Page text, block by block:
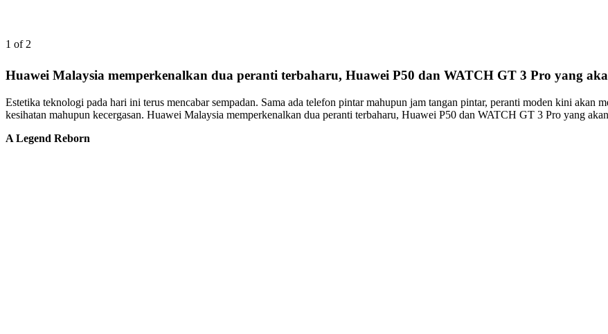
1 of 2
Huawei Malaysia memperkenalkan dua peranti terbaharu, Huawei P50 dan WATCH GT 3 Pro yang
Estetika teknologi pada hari ini terus mencabar sempadan. Sama ada telefon pintar mahupun jam tangan pintar, peranti moden kini akan
kesihatan mahupun kecergasan. Huawei Malaysia memperkenalkan dua peranti terbaharu, Huawei P50 dan WATCH GT 3 Pro yang
A Legend Reborn